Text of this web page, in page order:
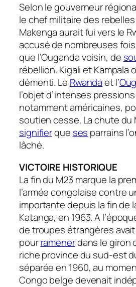
Selon le gouverneur
le chef militaire des
Makenga aurait fui vers le
accusé de nombreuses
que l’Ouganda voisin, de
rébellion. Kigali et Kampala
démenti. Le Rwandaet l’
l’objet d’intenses
notamment américaines,
soutien cesse. La chute du
signifierque ses parrains
lâché.
VICTOIRE HISTORIQUE
La fin du M23 marque la
l’armée congolaise contre
importante depuis la fin de
Katanga, en 1963. A
de troupes étrangères
pourramenerdans le giron
riche province du sud-est
séparée en 1960, au
Congo belge devenait